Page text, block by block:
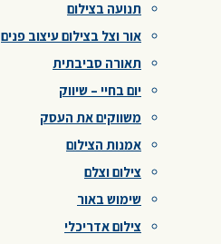
תנועה בצילום
אור וצל בצילום עיצוב פנים
תאורה סביבתית
יום בחיי – שיווק
משווקים את העסק
אמנות הצילום
צילום וצלם
שימוש באור
צילום אדריכלי